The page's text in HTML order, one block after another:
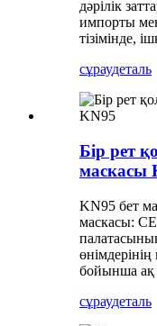
дәрілік
импорты
тізімінде,
сұраудеталь
Бір рет
маскасы
KN95 бет
маскасы:
бойынша ақ
сұраудеталь